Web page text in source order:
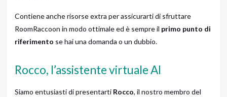
Contiene anche risorse extra per assicurarti di sfruttare
RoomRaccoon in modo ottimale ed è sempre il primo punto di
riferimento se hai una domanda o un dubbio.
Rocco, l’assistente virtuale AI
Siamo entusiasti di presentarti Rocco, il nostro membro del